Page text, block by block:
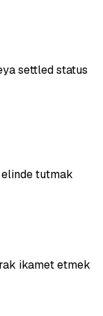
settled status
elinde tutmak
ikamet etmek